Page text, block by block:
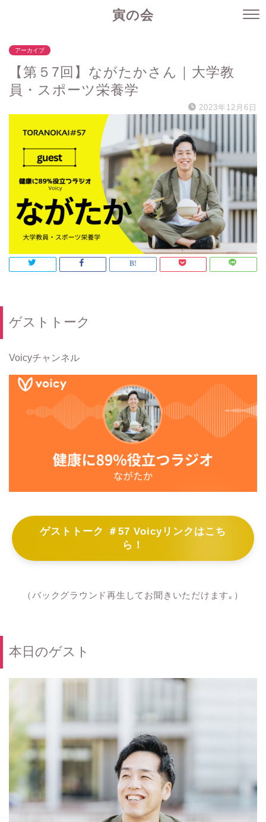
寅の会
アーカイブ
【第５7回】ながたかさん｜大学教
員・スポーツ栄養学
2023年12月6日
ゲストトーク
Voicyチャンネル
ゲストトーク ＃57 Voicyリンクはこち
ら！
（バックグラウンド再生してお聞きいただけます｡）
本日のゲスト